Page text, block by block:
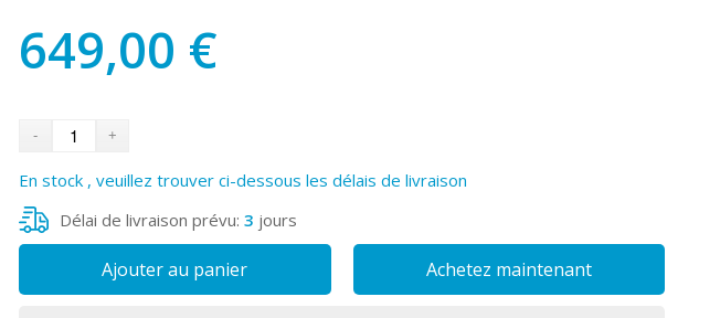
649,00 €
En stock , veuillez trouver ci-dessous les délais de livraison
Délai de livraison prévu:3 jours
Ajouter au panier Achetez maintenant